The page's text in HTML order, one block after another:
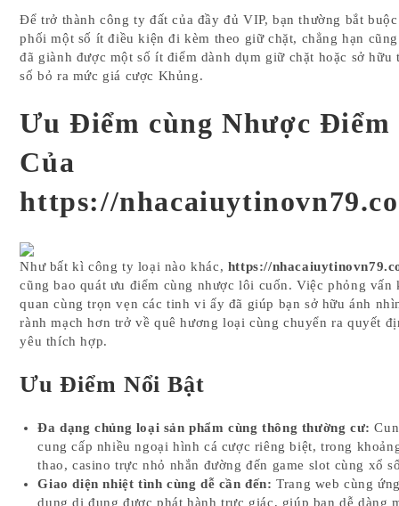
Để trở thành công ty đất của đầy đủ VIP, bạn thường bắt
phối một số ít điều kiện đi kèm theo giữ chặt, chẳng hạn
đã giành được một số ít điểm dành dụm giữ chặt hoặc sở hữu
số bỏ ra mức giá cược Khủng.
Ưu Điểm cùng Nhược Điểm
Của
https://
Như bất kì công ty loại nào khác, https://
cũng bao quát ưu điểm cùng nhược lôi cuốn. Việc phỏng vấn
quan cùng trọn vẹn các tinh vi ấy đã giúp bạn sở hữu ánh
rành mạch hơn trở về quê hương loại cùng chuyển ra quyết
yêu thích hợp.
Ưu Điểm Nổi Bật
Đa dạng chủng loại sản phẩm cùng thông thường cư:
cung cấp nhiều ngoại hình cá cược riêng biệt, trong
thao, casino trực nhỏ nhắn đường đến game slot cùng xổ
Giao diện nhiệt tình cùng dễ cần đến: Trang web cùng
dụng di đụng được phát hành trực giác, giúp bạn dễ dàng